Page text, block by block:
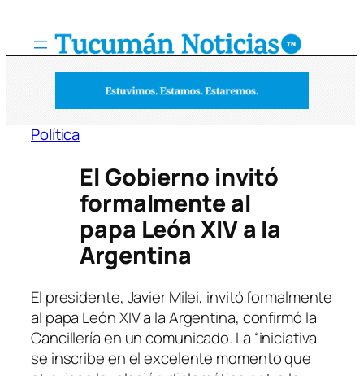
Política
El Gobierno invitó
formalmente al
papa León XIV a la
Argentina
El presidente, Javier Milei, invitó formalmente
al papa León XIV a la Argentina, confirmó la
Cancillería en un comunicado. La “iniciativa
se inscribe en el excelente momento que